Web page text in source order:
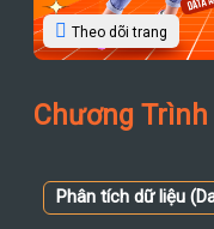
Theo dõi trang
Chương
Phân tích dữ liệu